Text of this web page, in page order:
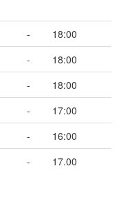
-
18:00
-
18:00
-
18:00
-
17:00
-
16:00
- 17.00